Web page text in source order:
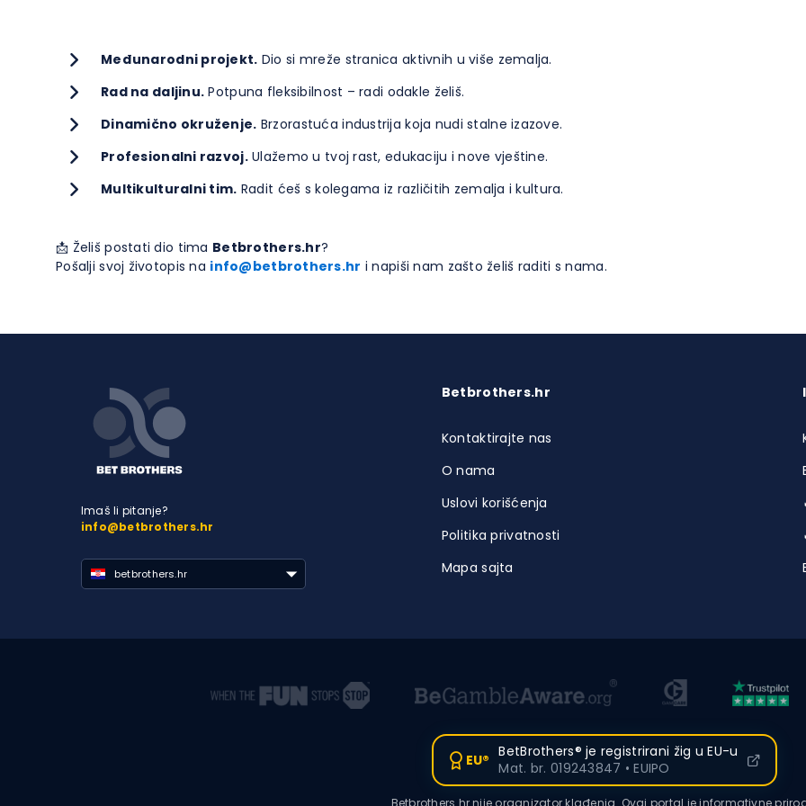
Međunarodni projekt. Dio si mreže stranica aktivnih u više zemalja.
Rad na daljinu. Potpuna fleksibilnost – radi odakle želiš.
Dinamično okruženje. Brzorastuća industrija koja nudi stalne izazove.
Profesionalni razvoj.Ulažemo u tvoj rast, edukaciju i nove vještine.
Multikulturalni tim. Radit ćeš s kolegama iz različitih zemalja i kultura.
📩 Želiš postati dio tima Betbrothers.hr?
Pošalji svoj životopis na info@betbrothers.hr i napiši nam zašto želiš raditi s nama.
Imaš li pitanje?
info@betbrothers.hr
betbrothers.hr
Betbrothers.hr
Kontaktirajte nas
O nama
Uslovi korišćenja
Politika privatnosti
Mapa sajta
EU® BetBrothers® je registrirani žig u EU-u
Mat. br. 019243847 • EUIPO
Betbrothers.hr nije organizator klađenja. Ovaj portal je informativne